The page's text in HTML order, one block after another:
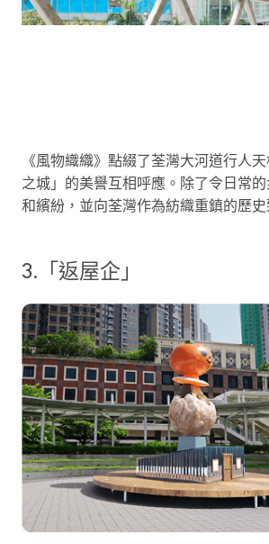
《風物織織》點綴了荃灣大河道行人
之城」的美譽互相呼應。除了令日常
和繽紛，並向荃灣作為紡織重鎮的歷史
3.「返屋企」